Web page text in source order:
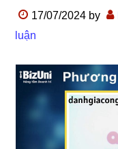
17/07/2024 by
luận